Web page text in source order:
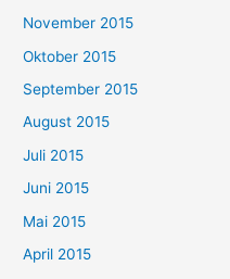
November 2015
Oktober 2015
September 2015
August 2015
Juli 2015
Juni 2015
Mai 2015
April 2015